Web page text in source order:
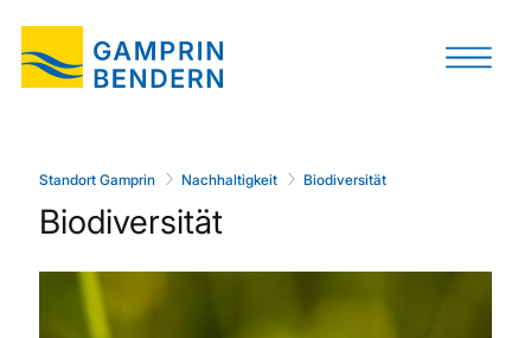
Standort Gamprin Nachhaltigkeit Biodiversität
Biodiversität